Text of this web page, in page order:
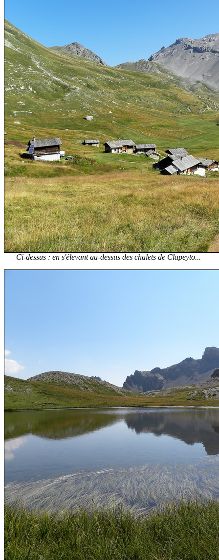
Ci-dessus : en s'élevant au-dessus des chalets de Clapeyto...